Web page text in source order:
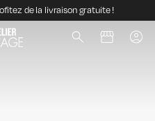
de la livraison gratuite !